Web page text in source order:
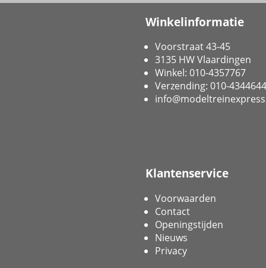
Winkelinformatie
Voorstraat 43-45
3135 HW Vlaardingen
Winkel: 010-4357767
Verzending: 010-4344644
Klantenservice
Voorwaarden
Contact
Openingstijden
Nieuws
Privacy